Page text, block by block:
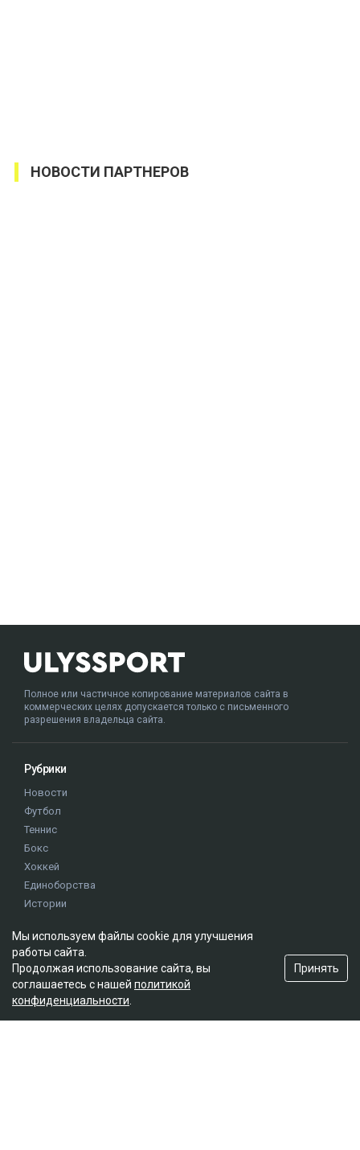
НОВОСТИ ПАРТНЕРОВ
Полное или частичное копирование материалов сайта в
коммерческих целях допускается только с письменного
разрешения владельца сайта.
Рубрики
Новости
Футбол
Теннис
Бокс
Хоккей
Единоборства
Истории
Редакция
О проекте
Правила сайта
Мы используем файлы cookie для улучшения
работы сайта.
Продолжая использование сайта, вы
соглашаетесь с нашей политикой
конфиденциальности
Принять